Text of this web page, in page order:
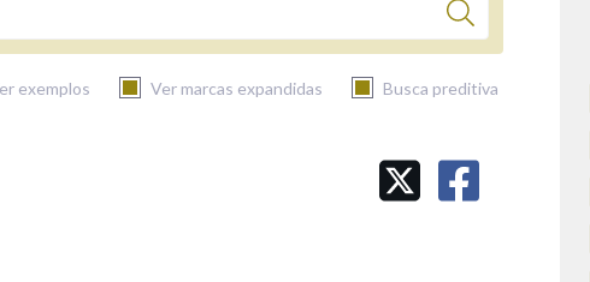
exemplos Ver marcas expandidas Busca preditiva